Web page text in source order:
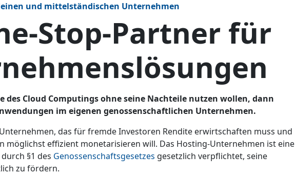
und mittelständischen Unternehmen
Stop-Partner für
des Cloud Computings ohne seine Nachteile nutzen wollen, dann
im eigenen genossenschaftlichen Unternehmen.
das für fremde Investoren Rendite erwirtschaften muss und
möglichst effizient monetarisieren will. Das Hosting-Unternehmen ist eine
§1 des Genossenschaftsgesetzes gesetzlich verpflichtet, seine
zu fördern.